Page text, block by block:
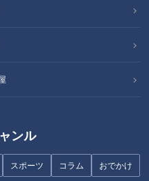
ンル
スポーツ コラム おでかけ
すすめ
ドラゴンズ「交流戦」は苦手で
ない！先入観の落とし穴と
は？